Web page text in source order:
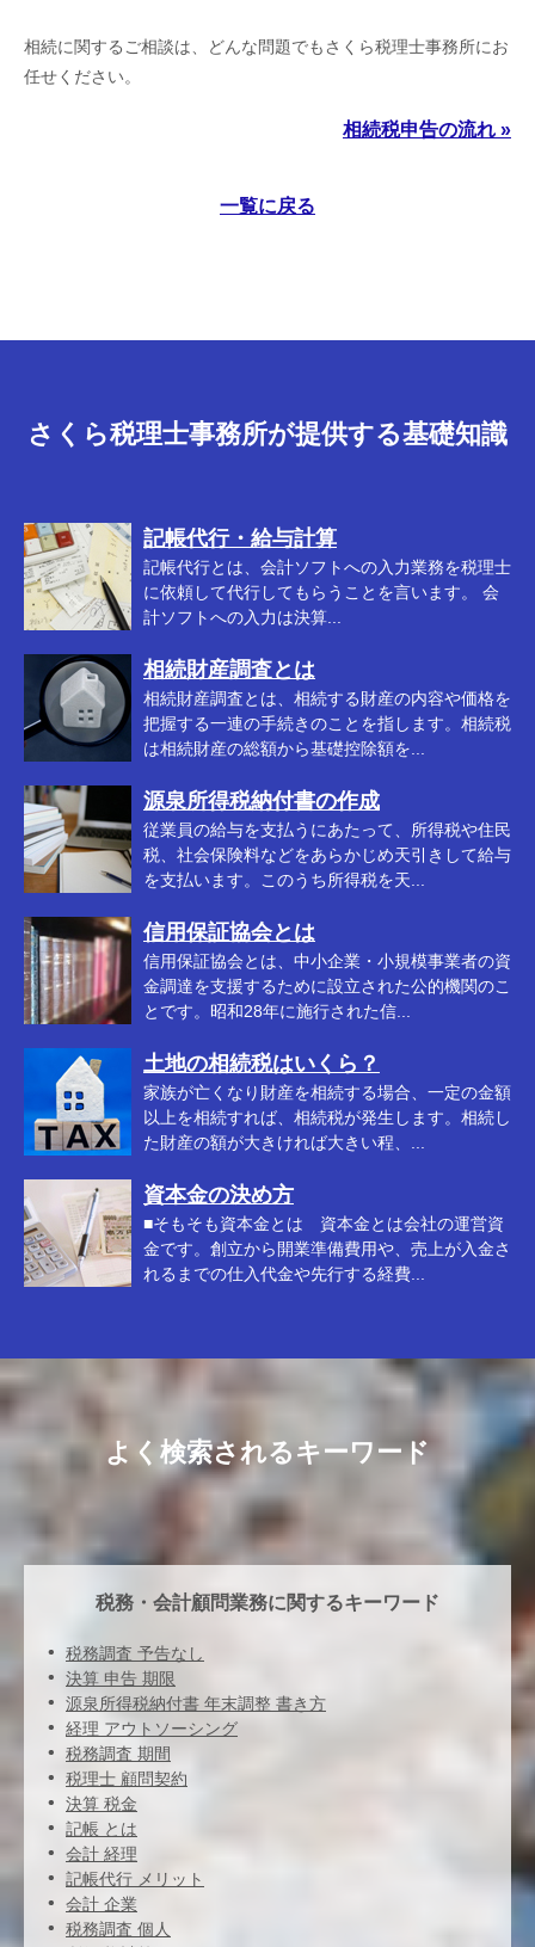
相続に関するご相談は、どんな問題でもさくら税理士事務所にお
任せください。
相続税申告の流れ »
一覧に戻る
さくら税理士事務所が提供する基礎知識
記帳代行・給与計算
記帳代行とは、会計ソフトへの入力業務を税理士
に依頼して代行してもらうことを言います。 会
計ソフトへの入力は決算...
相続財産調査とは
相続財産調査とは、相続する財産の内容や価格を
把握する一連の手続きのことを指します。相続税
は相続財産の総額から基礎控除額を...
源泉所得税納付書の作成
従業員の給与を支払うにあたって、所得税や住民
税、社会保険料などをあらかじめ天引きして給与
を支払います。このうち所得税を天...
信用保証協会とは
信用保証協会とは、中小企業・小規模事業者の資
金調達を支援するために設立された公的機関のこ
とです。昭和28年に施行された信...
土地の相続税はいくら？
家族が亡くなり財産を相続する場合、一定の金額
以上を相続すれば、相続税が発生します。相続し
た財産の額が大きければ大きい程、...
資本金の決め方
■そもそも資本金とは 資本金とは会社の運営資
金です。創立から開業準備費用や、売上が入金さ
れるまでの仕入代金や先行する経費...
よく検索されるキーワード
税務・会計顧問業務に関するキーワード
税務調査 予告なし
決算 申告 期限
源泉所得税納付書 年末調整 書き方
経理 アウトソーシング
税務調査 期間
税理士 顧問契約
決算 税金
記帳 とは
会計 経理
記帳代行 メリット
会計 企業
税務調査 個人